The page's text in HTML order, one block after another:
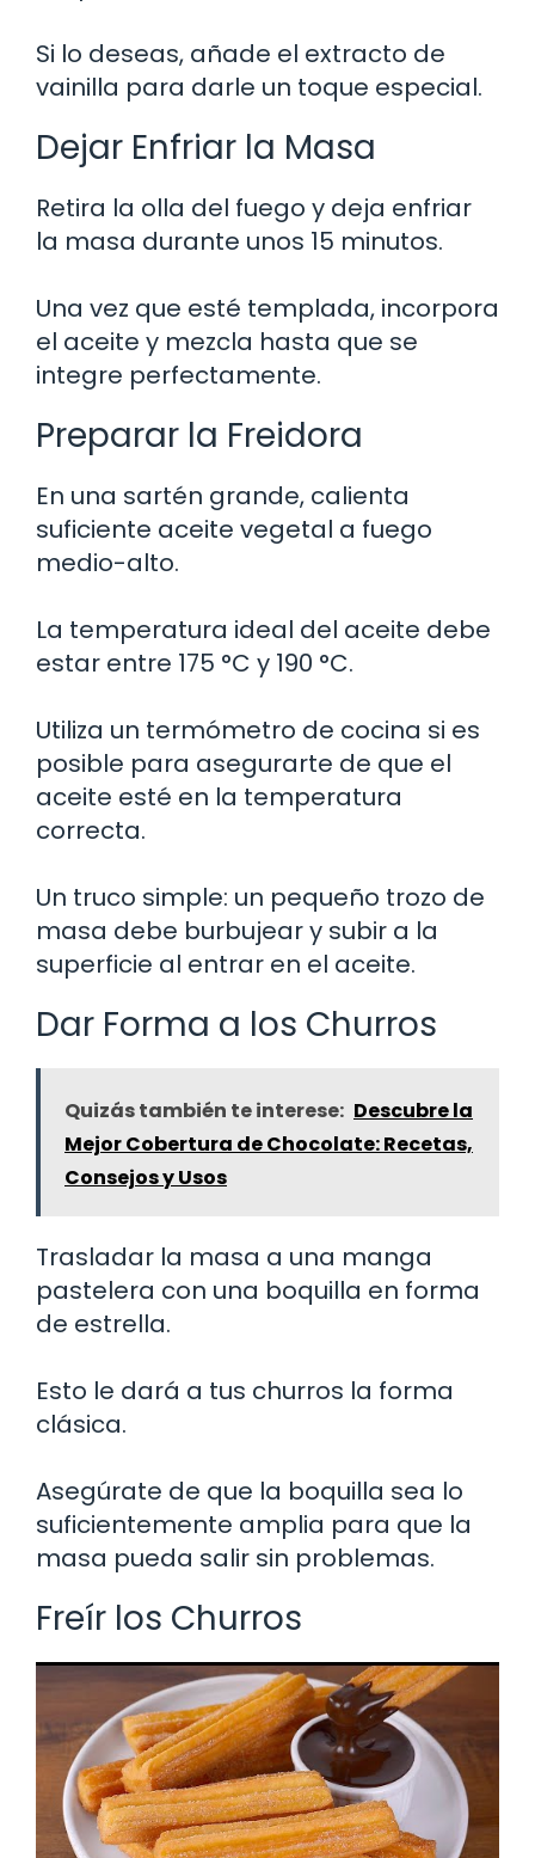
Si lo deseas, añade el extracto de
vainilla para darle un toque especial.
Dejar Enfriar la Masa
Retira la olla del fuego y deja enfriar
la masa durante unos 15 minutos.
Una vez que esté templada, incorpora
el aceite y mezcla hasta que se
integre perfectamente.
Preparar la Freidora
En una sartén grande, calienta
suficiente aceite vegetal a fuego
medio-alto.
La temperatura ideal del aceite debe
estar entre 175 °C y 190 °C.
Utiliza un termómetro de cocina si es
posible para asegurarte de que el
aceite esté en la temperatura
correcta.
Un truco simple: un pequeño trozo de
masa debe burbujear y subir a la
superficie al entrar en el aceite.
Dar Forma a los Churros
Quizás también te interese: Descubre la
Mejor Cobertura de Chocolate: Recetas,
Consejos y Usos
Trasladar la masa a una manga
pastelera con una boquilla en forma
de estrella.
Esto le dará a tus churros la forma
clásica.
Asegúrate de que la boquilla sea lo
suficientemente amplia para que la
masa pueda salir sin problemas.
Freír los Churros